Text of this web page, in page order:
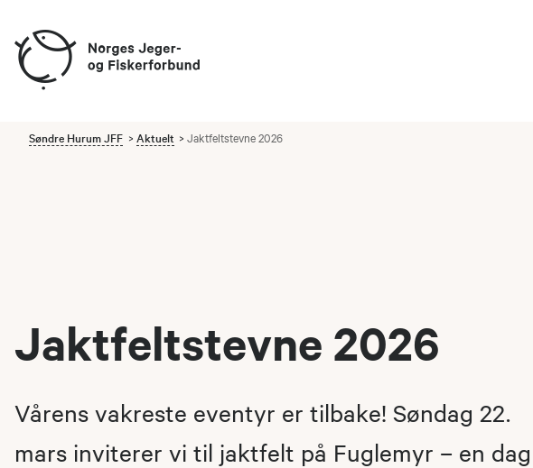
Søndre Hurum JFF Aktuelt Jaktfeltstevne 2026
Jaktfeltstevne 2026
Vårens vakreste eventyr er tilbake! Søndag 22.
mars inviterer vi til jaktfelt på Fuglemyr – en dag